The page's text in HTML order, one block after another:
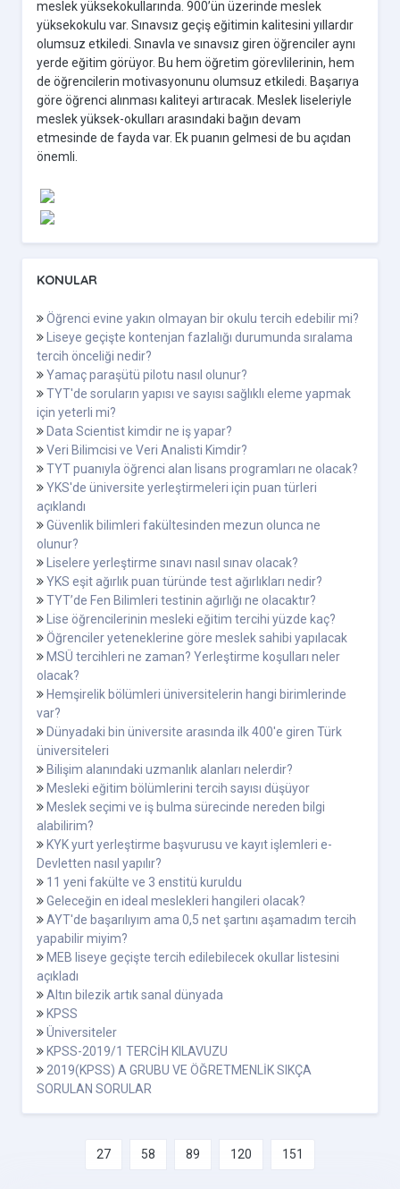
meslek yüksekokullarında. 900’ün üzerinde meslek
yüksekokulu var. Sınavsız geçiş eğitimin kalitesini yıllardır
olumsuz etkiledi. Sınavla ve sınavsız giren öğrenciler aynı
yerde eğitim görüyor. Bu hem öğretim görevlilerinin, hem
de öğrencilerin motivasyonunu olumsuz etkiledi. Başarıya
göre öğrenci alınması kaliteyi artıracak. Meslek liseleriyle
meslek yüksek-okulları arasındaki bağın devam
etmesinde de fayda var. Ek puanın gelmesi de bu açıdan
önemli.
KONULAR
Öğrenci evine yakın olmayan bir okulu tercih edebilir mi?
Liseye geçişte kontenjan fazlalığı durumunda sıralama
tercih önceliği nedir?
Yamaç paraşütü pilotu nasıl olunur?
TYT'de soruların yapısı ve sayısı sağlıklı eleme yapmak
için yeterli mi?
Data Scientist kimdir ne iş yapar?
Veri Bilimcisi ve Veri Analisti Kimdir?
TYT puanıyla öğrenci alan lisans programları ne olacak?
YKS'de üniversite yerleştirmeleri için puan türleri
açıklandı
Güvenlik bilimleri fakültesinden mezun olunca ne
olunur?
Liselere yerleştirme sınavı nasıl sınav olacak?
YKS eşit ağırlık puan türünde test ağırlıkları nedir?
TYT’de Fen Bilimleri testinin ağırlığı ne olacaktır?
Lise öğrencilerinin mesleki eğitim tercihi yüzde kaç?
Öğrenciler yeteneklerine göre meslek sahibi yapılacak
MSÜ tercihleri ne zaman? Yerleştirme koşulları neler
olacak?
Hemşirelik bölümleri üniversitelerin hangi birimlerinde
var?
Dünyadaki bin üniversite arasında ilk 400'e giren Türk
üniversiteleri
Bilişim alanındaki uzmanlık alanları nelerdir?
Mesleki eğitim bölümlerini tercih sayısı düşüyor
Meslek seçimi ve iş bulma sürecinde nereden bilgi
alabilirim?
KYK yurt yerleştirme başvurusu ve kayıt işlemleri e-
Devletten nasıl yapılır?
11 yeni fakülte ve 3 enstitü kuruldu
Geleceğin en ideal meslekleri hangileri olacak?
AYT'de başarılıyım ama 0,5 net şartını aşamadım tercih
yapabilir miyim?
MEB liseye geçişte tercih edilebilecek okullar listesini
açıkladı
Altın bilezik artık sanal dünyada
KPSS
Üniversiteler
KPSS-2019/1 TERCİH KILAVUZU
2019(KPSS) A GRUBU VE ÖĞRETMENLİK SIKÇA
SORULAN SORULAR
27 58 89 120 151